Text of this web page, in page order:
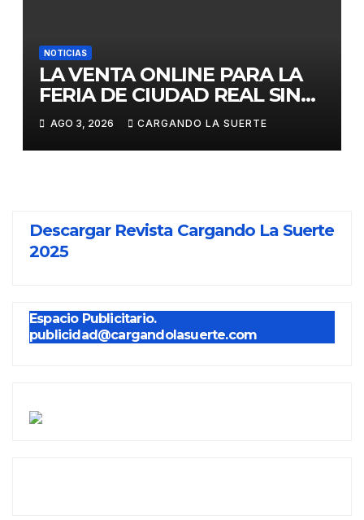
NOTICIAS
LA VENTA ONLINE PARA LA
FERIA DE CIUDAD REAL SIN
GASTOS DE GESTION HASTA
EL DOMINGO
AGO 3, 2026 CARGANDO LA SUERTE
Descargar Revista Cargando La Suerte
2025
Espacio Publicitario.
publicidad@cargandolasuerte.com